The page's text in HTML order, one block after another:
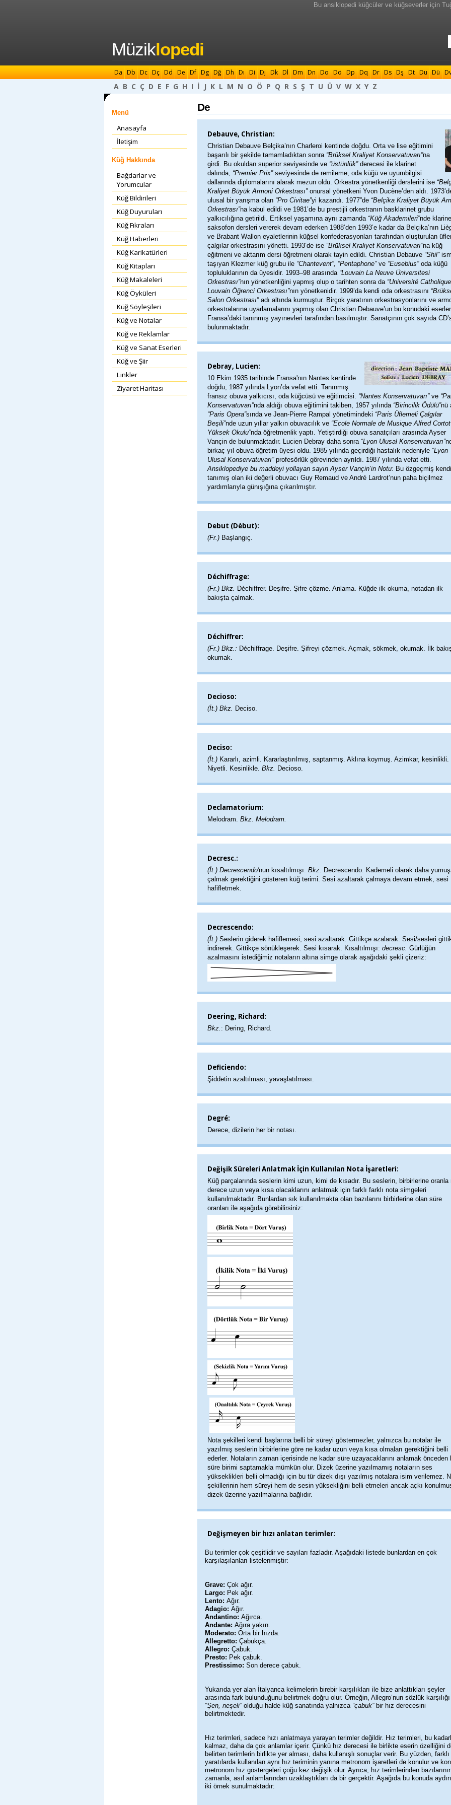
Bu ansiklopedi küğcüler ve küğseverler için
Müziklopedi
Da Db Dc Dç Dd De Df Dg Dğ Dh Dı Di Dj Dk Dl Dm Dn Do Dö Dp Dq Dr Ds Dş Dt Du Dü
A B C Ç D E F G H I İ J K L M N O Ö P Q R S Ş T U Ü V W X Y Z
Menü
Anasayfa
İletişim
Küğ Hakkında
Bağdarlar ve
Yorumcular
Küğ Bildirileri
Küğ Duyuruları
Küğ Fıkraları
Küğ Haberleri
Küğ Karikatürleri
Küğ Kitapları
Küğ Makaleleri
Küğ Öyküleri
Küğ Söyleşileri
Küğ ve Notalar
Küğ ve Reklamlar
Küğ ve Sanat Eserleri
Küğ ve Şiir
Linkler
Ziyaret Haritası
De
Debauve, Christian:
Christian Debauve Belçika’nın Charleroi kentinde doğdu. Orta ve lise eğitimini
başarılı bir şekilde tamamladıktan sonra “Brüksel Kraliyet Konservatuvarı”na
girdi. Bu okuldan superior seviyesinde ve “üstünlük”derecesi ile klarinet
dalında, “Premier Prix”seviyesinde de remileme, oda küğü ve uyumbilgisi
dallarında diplomalarını alarak mezun oldu. Orkestra yönetkenliği derslerini ise
Kraliyet Büyük Armoni Orkestrası”onursal yönetkeni Yvon Ducène’den aldı.
ulusal bir yarışma olan “Pro Civitae”yi kazandı. 1977”de “Belçika Kraliyet Büyük
Orkestrası”na kabul edildi ve 1981’de bu prestijli orkestranın basklarinet grubu
yalkıcılığına getirildi. Ertiksel yaşamına aynı zamanda “Küğ Akademileri”nde
saksofon dersleri vererek devam ederken 1988’den 1993’e kadar da Belçika’nın
ve Brabant Wallon eyaletlerinin küğsel konfederasyonları tarafından oluşturulan
çalgılar orkestrasını yönetti. 1993’de ise “Brüksel Kraliyet Konservatuvarı”na küğ
eğitmeni ve aktarım dersi öğretmeni olarak tayin edildi. Christian Debauve “Shil”
taşıyan Klezmer küğ grubu ile “Chantevent”, “Pentaphone” ve “Eusebius”oda küğü
topluluklarının da üyesidir. 1993–98 arasında “Louvain La Neuve Üniversitesi
Orkestrası”nın yönetkenliğini yapmış olup o tarihten sonra da “Université
Louvain Öğrenci Orkestrası”nın yönetkenidir. 1999’da kendi oda orkestrasını
Salon Orkestrası”adı altında kurmuştur. Birçok yaratının orkestrasyonlarını ve
orkestralarına uyarlamalarını yapmış olan Christian Debauve’un bu konudaki
Fransa’daki tanınmış yayınevleri tarafından basılmıştır. Sanatçının çok sayıda
bulunmaktadır.
Debray, Lucien:
10 Ekim 1935 tarihinde Fransa'nın Nantes kentinde
doğdu, 1987 yılında Lyon’da vefat etti. Tanınmış
fransız obuva yalkıcısı, oda küğcüsü ve eğitimcisi. “Nantes Konservatuvarı”ve
Konservatuvarı”nda aldığı obuva eğitimini takiben, 1957 yılında “Birincilik Ödülü”nü
“Paris Opera”sında ve Jean-Pierre Rampal yönetimindeki “Paris Üflemeli Çalgılar
Beşili”nde uzun yıllar yalkın obuvacılık ve “Ecole Normale de Musique Alfred Cortot
Yüksek Okulu”nda öğretmenlik yaptı. Yetiştirdiği obuva sanatçıları arasında Ayser
Vançin de bulunmaktadır. Lucien Debray daha sonra “Lyon Ulusal Konservatuvarı”
birkaç yıl obuva öğretim üyesi oldu. 1985 yılında geçirdiği hastalık nedeniyle “Lyon
Ulusal Konservatuvarı”profesörlük görevinden ayrıldı. 1987 yılında vefat etti.
Ansiklopediye bu maddeyi yollayan sayın Ayser Vançin’in Notu: Bu özgeçmiş
tanımış olan iki değerli obuvacı Guy Remaud ve André Lardrot’nun paha biçilmez
yardımlarıyla günışığına çıkarılmıştır.
Debut (Dèbut):
(Fr.) Başlangıç.
Déchiffrage:
(Fr.) Bkz. Déchiffrer. Deşifre. Şifre çözme. Anlama. Küğde ilk okuma, notadan ilk
bakışta çalmak.
Déchiffrer:
(Fr.) Bkz.: Déchiffrage. Deşifre. Şifreyi çözmek. Açmak, sökmek, okumak. İlk
okumak.
Decioso:
(İt.) Bkz. Deciso.
Deciso:
(İt.) Kararlı, azimli. Kararlaştırılmış, saptanmış. Aklına koymuş. Azimkar, kesinlikli.
Niyetli. Kesinlikle. Bkz. Decioso.
Declamatorium:
Melodram. Bkz. Melodram.
Decresc.:
(İt.) Decrescendo'nun kısaltılmışı. Bkz. Decrescendo. Kademeli olarak daha
çalmak gerektiğini gösteren küğ terimi. Sesi azaltarak çalmaya devam etmek, sesi
hafifletmek.
Decrescendo:
(İt.) Seslerin giderek hafiflemesi, sesi azaltarak. Gittikçe azalarak. Sesi/sesleri
indirerek. Gittikçe sönükleşerek. Sesi kısarak. Kısaltılmışı: decresc. Gürlüğün
azalmasını istediğimiz notaların altına simge olarak aşağıdaki şekli çizeriz:
Deering, Richard:
Bkz. : Dering, Richard.
Deficiendo:
Şiddetin azaltılması, yavaşlatılması.
Degré:
Derece, dizilerin her bir notası.
Değişik Süreleri Anlatmak İçin Kullanılan Nota İşaretleri:
Küğ parçalarında seslerin kimi uzun, kimi de kısadır. Bu seslerin, birbirlerine oranla
derece uzun veya kısa olacaklarını anlatmak için farklı farklı nota simgeleri
kullanılmaktadır. Bunlardan sık kullanılmakta olan bazılarını birbirlerine olan süre
oranları ile aşağıda görebilirsiniz:
Nota şekilleri kendi başlarına belli bir süreyi göstermezler, yalnızca bu notalar ile
yazılmış seslerin birbirlerine göre ne kadar uzun veya kısa olmaları gerektiğini belli
ederler. Notaların zaman içerisinde ne kadar süre uzayacaklarını anlamak önceden
süre birimi saptamakla mümkün olur. Dizek üzerine yazılmamış notaların ses
yükseklikleri belli olmadığı için bu tür dizek dışı yazılmış notalara isim verilemez.
şekillerinin hem süreyi hem de sesin yüksekliğini belli etmeleri ancak açkı
dizek üzerine yazılmalarına bağlıdır.
Değişmeyen bir hızı anlatan terimler:
Bu terimler çok çeşitlidir ve sayıları fazladır. Aşağıdaki listede bunlardan en çok
karşılaşılanları listelenmiştir:
Grave: Çok ağır.
Largo: Pek ağır.
Lento: Ağır.
Adagio: Ağır.
Andantino: Ağırca.
Andante: Ağıra yakın.
Moderato: Orta bir hızda.
Allegretto: Çabukça.
Allegro: Çabuk.
Presto: Pek çabuk.
Prestissimo: Son derece çabuk.
Yukarıda yer alan İtalyanca kelimelerin birebir karşılıkları ile bize anlattıkları şeyler
arasında fark bulunduğunu belirtmek doğru olur. Örneğin, Allegro’nun sözlük karşılığı
“Şen, neşeli” olduğu halde küğ sanatında yalnızca “çabuk” bir hız derecesini
belirtmektedir.
Hız terimleri, sadece hızı anlatmaya yarayan terimler değildir. Hız terimleri, bu
kalmaz, daha da çok anlamlar içerir. Çünkü hız derecesi ile birlikte eserin özelliğini
belirten terimlerin birlikte yer alması, daha kullanışlı sonuçlar verir. Bu yüzden, farklı
yaratılarda kullanılan aynı hız teriminin yanına metronom işaretleri de konulur ve
metronom hız göstergeleri çoğu kez değişik olur. Ayrıca, hız terimlerinden
zamanla, asıl anlamlarından uzaklaştıkları da bir gerçektir. Aşağıda bu konuda
iki örnek sunulmaktadır: